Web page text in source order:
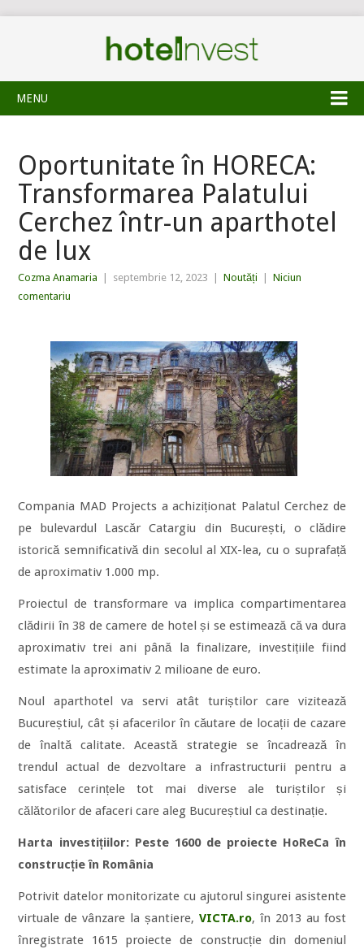
MENU
Oportunitate în HORECA:
Transformarea Palatului
Cerchez într-un aparthotel
de lux
Cozma Anamaria septembrie 12, 2023 Noutăți
Niciun
comentariu
Compania MAD Projects a achiziționat Palatul Cerchez de
pe bulevardul Lascăr Catargiu din București, o clădire
istorică semnificativă din secolul al XIX-lea, cu o suprafață
de aproximativ 1.000 mp.
Proiectul de transformare va implica compartimentarea
clădirii în 38 de camere de hotel și se estimează că va dura
aproximativ trei ani până la finalizare, investițiile fiind
estimate la aproximativ 2 milioane de euro.
Noul aparthotel va servi atât turiștilor care vizitează
Bucureștiul, cât și afacerilor în căutare de locații de cazare
de înaltă calitate. Această strategie se încadrează în
trendul actual de dezvoltare a infrastructurii pentru a
satisface cerințele tot mai diverse ale turiștilor și
călătorilor de afaceri care aleg Bucureștiul ca destinație.
Harta investițiilor: Peste 1600 de proiecte HoReCa în
construcție în România
Potrivit datelor monitorizate cu ajutorul singurei asistente
virtuale de vânzare la șantiere, VICTA.ro, în 2013 au fost
înregistrate 1615 proiecte de construcție din domeniul